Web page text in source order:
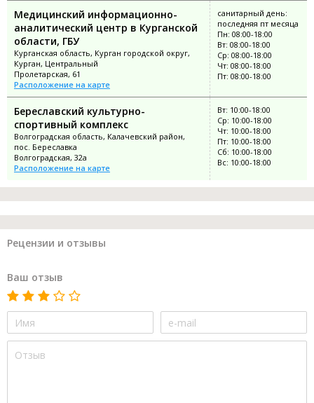
Медицинский информационно-
аналитический центр в Курганской
области, ГБУ
Курганская область, Курган городской округ,
Курган, Центральный
Пролетарская, 61
Расположение на карте
санитарный день:
последняя пт месяца
Пн: 08:00-18:00
Вт: 08:00-18:00
Ср: 08:00-18:00
Чт: 08:00-18:00
Пт: 08:00-18:00
Береславский культурно-
спортивный комплекс
Волгоградская область, Калачевский район,
пос. Береславка
Волгоградская, 32а
Расположение на карте
Вт: 10:00-18:00
Ср: 10:00-18:00
Чт: 10:00-18:00
Пт: 10:00-18:00
Сб: 10:00-18:00
Вс: 10:00-18:00
Рецензии и отзывы
Ваш отзыв